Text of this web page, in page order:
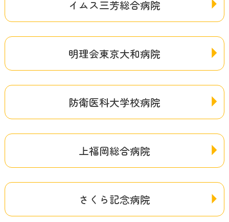
イムス三芳総合病院
明理会東京大和病院
防衛医科大学校病院
上福岡総合病院
さくら記念病院